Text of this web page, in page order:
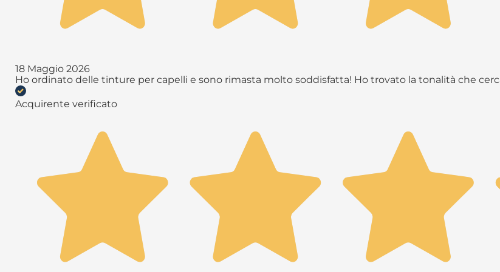
18 Maggio 2026
Ho ordinato delle tinture per capelli e sono rimasta molto soddisfatta! Ho trovato la tonalità che
Acquirente verificato